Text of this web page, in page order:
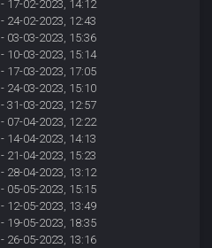
- 17-02-2023, 14:12
- 24-02-2023, 12:43
- 03-03-2023, 15:36
- 10-03-2023, 15:14
- 17-03-2023, 17:05
- 24-03-2023, 15:10
- 31-03-2023, 12:57
- 07-04-2023, 12:22
- 14-04-2023, 14:13
- 21-04-2023, 15:23
- 28-04-2023, 13:12
- 05-05-2023, 15:15
- 12-05-2023, 13:49
- 19-05-2023, 18:35
- 26-05-2023, 13:16